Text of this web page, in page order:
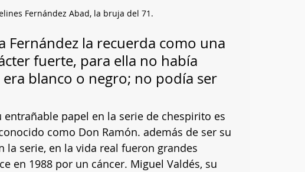
Fernández Abad, la bruja del 71.
Fernández la recuerda como una
fuerte, para ella no habí­a
era blanco o negro; no podí­a ser
entrañable papel en la serie de chespirito es
como Don Ramón. además de ser su
la serie, en la vida real fueron grandes
en 1988 por un cáncer. Miguel Valdés, su